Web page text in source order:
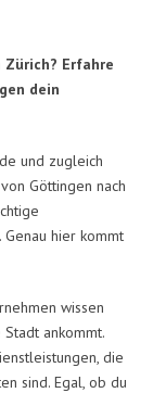
Erfahre
dein
und zugleich
Göttingen nach
hier kommt
wissen
ankommt.
die
sind. Egal, ob du